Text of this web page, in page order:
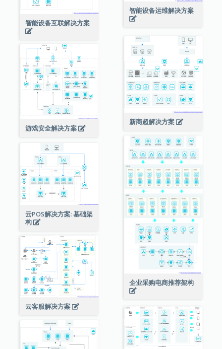
智能设备互联解决方案
智能设备运维解决方案
新商超解决方案
游戏安全解决方案
企业采购电商推荐架构
云POS解决方案: 基础架
构
云客服解决方案